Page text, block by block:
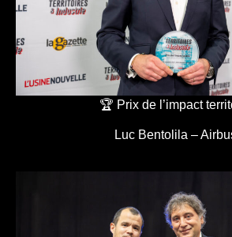
🏆 Prix de l’impact
Luc Bentolila –